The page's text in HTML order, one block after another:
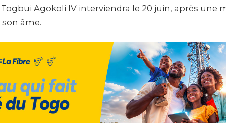
Agokoli IV interviendra le 20 juin, après une
âme.